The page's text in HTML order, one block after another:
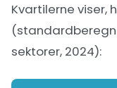
Kvartilerne viser,
sektorer, 2024):